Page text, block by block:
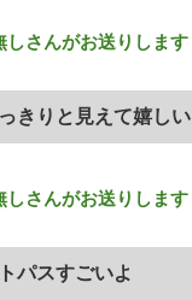
しさんがお送りします
きりと見えて嬉しい
しさんがお送りします
パスすごいよ